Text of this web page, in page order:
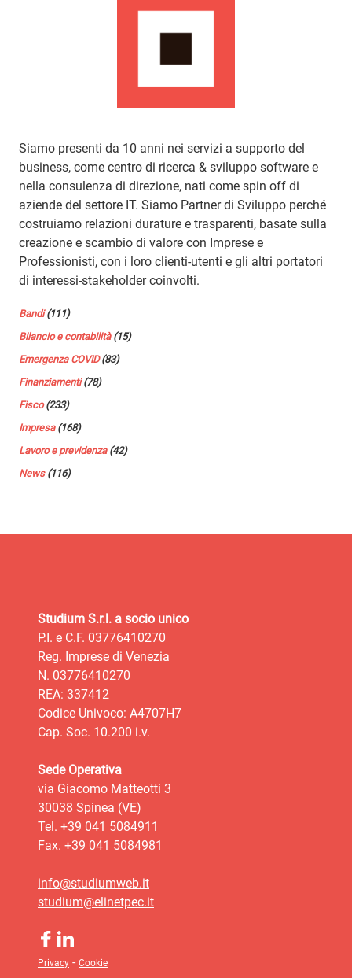
Siamo presenti da 10 anni nei servizi a supporto del
business, come centro di ricerca & sviluppo software e
nella consulenza di direzione, nati come spin off di
aziende del settore IT. Siamo Partner di Sviluppo perché
costruiamo relazioni durature e trasparenti, basate sulla
creazione e scambio di valore con Imprese e
Professionisti, con i loro clienti-utenti e gli altri portatori
di interessi-stakeholder coinvolti.
Bandi(111)
Bilancio e contabilità(15)
Emergenza COVID(83)
Finanziamenti(78)
Fisco(233)
Impresa(168)
Lavoro e previdenza(42)
News(116)
Studium S.r.l. a socio unico
P.I. e C.F. 03776410270
Reg. Imprese di Venezia
N. 03776410270
REA: 337412
Codice Univoco: A4707H7
Cap. Soc. 10.200 i.v.
Sede Operativa
via Giacomo Matteotti 3
30038 Spinea (VE)
Tel. +39 041 5084911
Fax. +39 041 5084981
info@studiumweb.it
studium@elinetpec.it
Privacy - Cookie